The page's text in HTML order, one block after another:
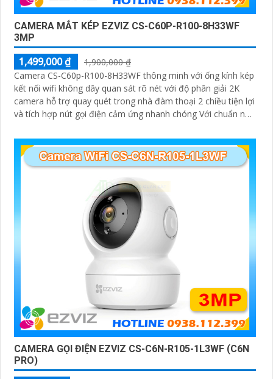
CAMERA MẮT KÉP EZVIZ CS-C60P-R100-8H33WF
3MP
1,499,000 ₫
1,900,000 ₫
Camera CS-C60p-R100-8H33WF thông minh với ống kính kép
kết nối wifi không dây quan sát rõ nét với độ phân giải 2K
camera hỗ trợ quay quét trong nhà đàm thoại 2 chiều tiện lợi
và tích hợp nút gọi điện cảm ứng nhanh chóng Với chuẩn nén
trữ hiệu quả
CAMERA GỌI ĐIỆN EZVIZ CS-C6N-R105-1L3WF (C6N
PRO)